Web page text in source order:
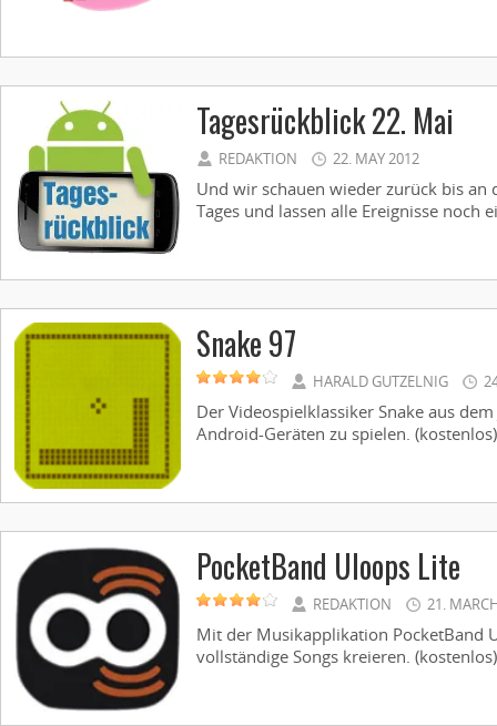
Tagesrückblick 22. Mai
REDAKTION 22. MAY 2012
Und wir schauen wieder zurück bis an
Tages und lassen alle Ereignisse noch
Snake 97
HARALD GUTZELNIG
Der Videospielklassiker Snake aus
Android-Geräten zu spielen.
PocketBand Uloops Lite
REDAKTION 21.
Mit der Musikapplikation PocketBand
vollständige Songs kreieren.